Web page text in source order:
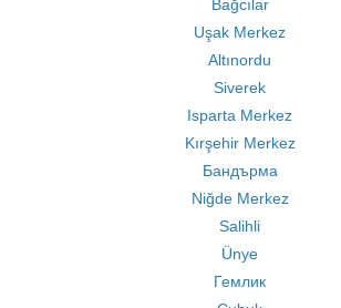
Bağcılar
Uşak Merkez
Altınordu
Siverek
Isparta Merkez
Kırşehir Merkez
Бандърма
Niğde Merkez
Salihli
Ünye
Гемлик